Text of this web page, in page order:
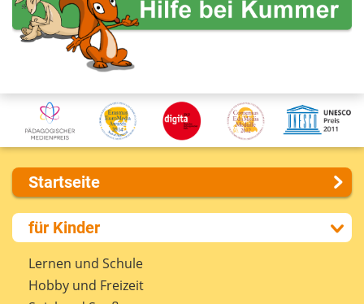
Startseite
Über uns
Presse
Kontakt
Impressum
für Kinder
Lernen und Schule
Hobby und Freizeit